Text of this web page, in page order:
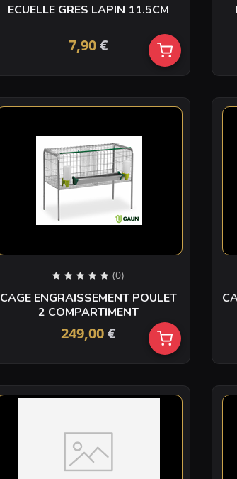
ECUELLE GRES LAPIN 11.5CM
7,90€
(0)
CAGE ENGRAISSEMENT POULET
2 COMPARTIMENT
249,00€